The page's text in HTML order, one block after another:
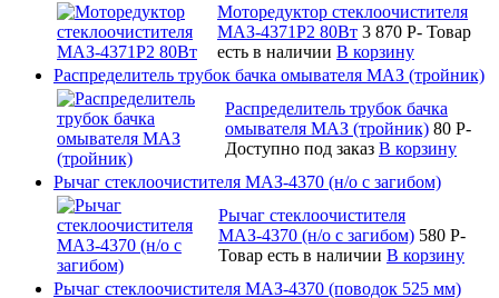
Моторедуктор стеклоочистителя
МАЗ-4371Р2 80Вт 3 870 P- Товар
есть в наличии В корзину
Распределитель трубок бачка омывателя МАЗ (тройник)
Распределитель трубок бачка
омывателя МАЗ (тройник) 80 P-
Доступно под заказ В корзину
Рычаг стеклоочистителя МАЗ-4370 (н/о с загибом)
Рычаг стеклоочистителя
МАЗ-4370 (н/о с загибом) 580 P-
Товар есть в наличии В корзину
Рычаг стеклоочистителя МАЗ-4370 (поводок 525 мм)